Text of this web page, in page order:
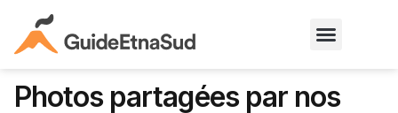
Photos partagées par nos